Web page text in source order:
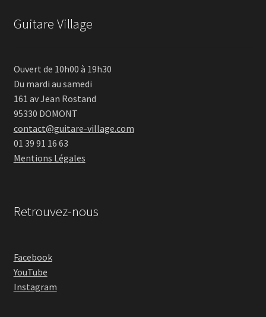
Guitare Village
Ouvert de 10h00 à 19h30
Du mardi au samedi
161 av Jean Rostand
95330 DOMONT
contact@guitare-village.com
01 39 91 16 63
Mentions Légales
Retrouvez-nous
Facebook
YouTube
Instagram